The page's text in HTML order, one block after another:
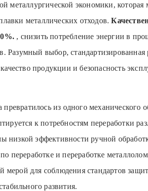
металлургической экономики, которая
металлических отходов.
, снизить потребление энергии в
Разумный выбор, стандартизированная
продукции и безопасность
из одного механического
к потребностям переработки
эффективности ручной
и переработке
мерой для соблюдения стандартов
развития.